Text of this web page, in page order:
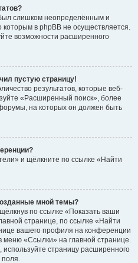
слишком неопределённым и
которым в phpBB не осуществляется.
возможности расширенного
пустую страницу!
результатов, которые веб-
«Расширенный поиск», более
на которых он должен быть
и щёлкните по ссылке «Найти
мной темы?
по ссылке «Показать ваши
странице, по ссылке «Найти
вашего профиля на конференции
«Ссылки» на главной странице.
страницу расширенного
поля.